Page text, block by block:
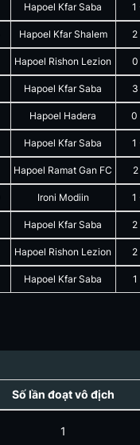
Hapoel Kfar Saba 1
Hapoel Kfar Shalem 2
Hapoel Rishon Lezion 0
Hapoel Kfar Saba 3
Hapoel Hadera 0
Hapoel Kfar Saba 1
Hapoel Ramat Gan FC 2
Ironi Modiin 1
Hapoel Kfar Saba 2
Hapoel Rishon Lezion 2
Hapoel Kfar Saba 1
Số lần đoạt vô địch
1